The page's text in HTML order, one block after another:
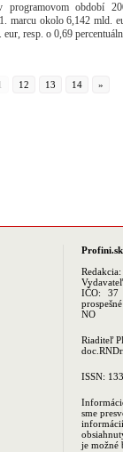
programovom období
marcu okolo 6,142 mld.
resp. o 0,69
12 13 14 »
Profini.sk
Redakcia:
IČO: 37
NO
Riaditeľ
ISSN:
sme
je možné